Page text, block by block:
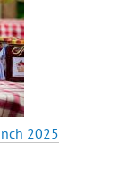
2025